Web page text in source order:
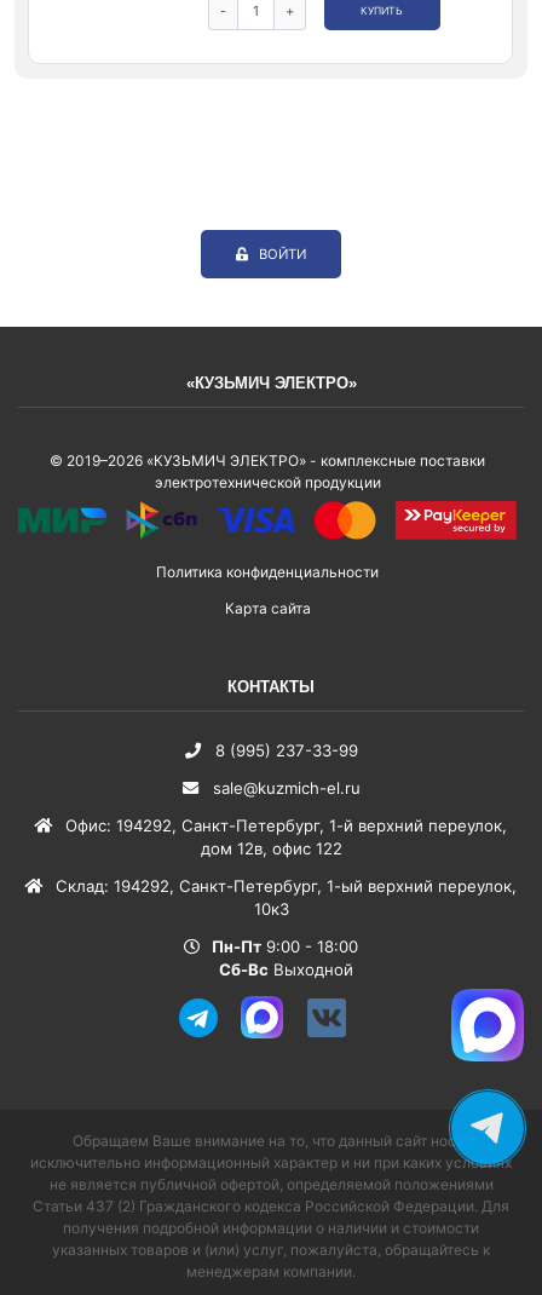
- + КУПИТЬ
ВОЙТИ
«КУЗЬМИЧ ЭЛЕКТРО»
© 2019–2026 «КУЗЬМИЧ ЭЛЕКТРО» - комплексные поставки
электротехнической продукции
Политика конфиденциальности
Карта сайта
КОНТАКТЫ
8 (995) 237-33-99
sale@kuzmich-el.ru
Офис: 194292, Санкт-Петербург, 1-й верхний переулок,
дом 12в, офис 122
Склад: 194292, Санкт-Петербург, 1-ый верхний переулок,
10к3
Пн-Пт 9:00 - 18:00
Сб-Вс Выходной
Обращаем Ваше внимание на то, что данный сайт носит
исключительно информационный характер и ни при каких условиях
не является публичной офертой, определяемой положениями
Статьи 437 (2) Гражданского кодекса Российской Федерации. Для
получения подробной информации о наличии и стоимости
указанных товаров и (или) услуг, пожалуйста, обращайтесь к
менеджерам компании.